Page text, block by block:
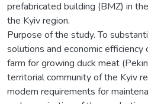
prefabricated building (BMZ) in
the Kyiv region.
Purpose of the study. To
solutions and economic
farm for growing duck meat
territorial community of the Kyiv
modern requirements for